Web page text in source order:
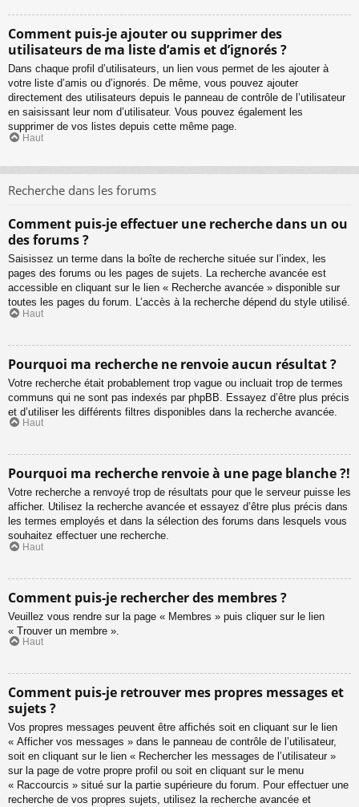
Comment puis-je ajouter ou supprimer des
utilisateurs de ma liste d’amis et d’ignorés ?
Dans chaque profil d’utilisateurs, un lien vous permet de les ajouter à
votre liste d’amis ou d’ignorés. De même, vous pouvez ajouter
directement des utilisateurs depuis le panneau de contrôle de l’utilisateur
en saisissant leur nom d’utilisateur. Vous pouvez également les
supprimer de vos listes depuis cette même page.
Haut
Recherche dans les forums
Comment puis-je effectuer une recherche dans un ou
des forums ?
Saisissez un terme dans la boîte de recherche située sur l’index, les
pages des forums ou les pages de sujets. La recherche avancée est
accessible en cliquant sur le lien « Recherche avancée » disponible sur
toutes les pages du forum. L’accès à la recherche dépend du style utilisé.
Haut
Pourquoi ma recherche ne renvoie aucun résultat ?
Votre recherche était probablement trop vague ou incluait trop de termes
communs qui ne sont pas indexés par phpBB. Essayez d’être plus précis
et d’utiliser les différents filtres disponibles dans la recherche avancée.
Haut
Pourquoi ma recherche renvoie à une page blanche ?!
Votre recherche a renvoyé trop de résultats pour que le serveur puisse les
afficher. Utilisez la recherche avancée et essayez d’être plus précis dans
les termes employés et dans la sélection des forums dans lesquels vous
souhaitez effectuer une recherche.
Haut
Comment puis-je rechercher des membres ?
Veuillez vous rendre sur la page « Membres » puis cliquer sur le lien
« Trouver un membre ».
Haut
Comment puis-je retrouver mes propres messages et
sujets ?
Vos propres messages peuvent être affichés soit en cliquant sur le lien
« Afficher vos messages » dans le panneau de contrôle de l’utilisateur,
soit en cliquant sur le lien « Rechercher les messages de l’utilisateur »
sur la page de votre propre profil ou soit en cliquant sur le menu
« Raccourcis » situé sur la partie supérieure du forum. Pour effectuer une
recherche de vos propres sujets, utilisez la recherche avancée et